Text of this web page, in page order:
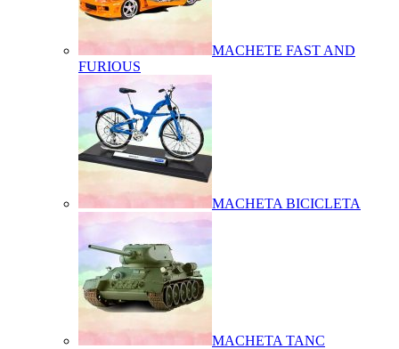
MACHETE FAST AND
FURIOUS
MACHETA BICICLETA
MACHETA TANC